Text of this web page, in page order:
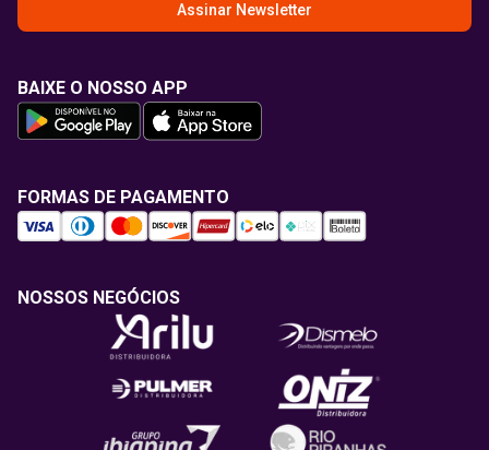
Assinar Newsletter
BAIXE O NOSSO APP
FORMAS DE PAGAMENTO
NOSSOS NEGÓCIOS